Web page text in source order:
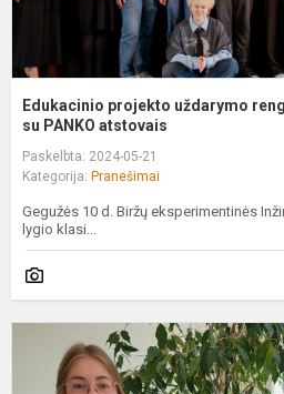
Edukacinio projekto uždarymo
su PANKO atstovais
Paskelbta: 2024-05-21
Kategorija: Pranešimai
Gegužės 10 d. Biržų eksperimentinės
lygio klasi...